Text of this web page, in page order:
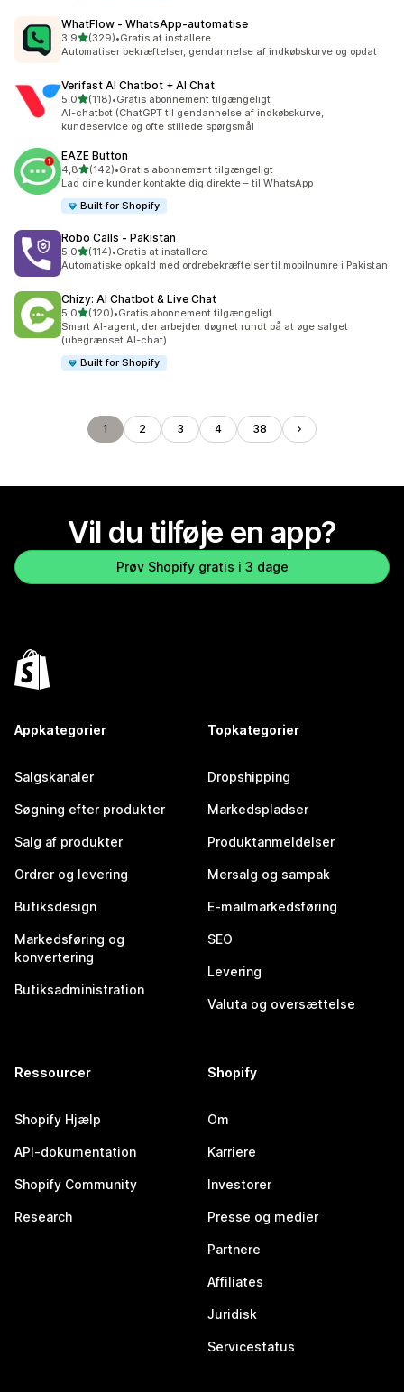
WhatFlow ‑ WhatsApp‑automatise
3,9ud af 5 stjerner
(329)
329 anmeldelser i alt
•Gratis at installere
Automatiser bekræftelser, gendannelse af indkøbskurve og opdat
Verifast AI Chatbot + AI Chat
5,0ud af 5 stjerner
(118)
118 anmeldelser i alt
•Gratis abonnement tilgængeligt
AI-chatbot (ChatGPT til gendannelse af indkøbskurve,
kundeservice og ofte stillede spørgsmål
EAZE Button
4,8ud af 5 stjerner
(142)
142 anmeldelser i alt
•Gratis abonnement tilgængeligt
Lad dine kunder kontakte dig direkte – til WhatsApp
Built for Shopify
Robo Calls ‑ Pakistan
5,0ud af 5 stjerner
(114)
114 anmeldelser i alt
•Gratis at installere
Automatiske opkald med ordrebekræftelser til mobilnumre i Pakistan
Chizy: AI Chatbot & Live Chat
5,0ud af 5 stjerner
(120)
120 anmeldelser i alt
•Gratis abonnement tilgængeligt
Smart AI-agent, der arbejder døgnet rundt på at øge salget
(ubegrænset AI-chat)
Built for Shopify
1 2 3 4 38
Vil du tilføje en app?
Prøv Shopify gratis i 3 dage
Appkategorier
Salgskanaler
Søgning efter produkter
Salg af produkter
Ordrer og levering
Butiksdesign
Markedsføring og
konvertering
Butiksadministration
Topkategorier
Dropshipping
Markedspladser
Produktanmeldelser
Mersalg og sampak
E-mailmarkedsføring
SEO
Levering
Valuta og oversættelse
Ressourcer
Shopify Hjælp
API-dokumentation
Shopify Community
Research
Shopify
Om
Karriere
Investorer
Presse og medier
Partnere
Affiliates
Juridisk
Servicestatus